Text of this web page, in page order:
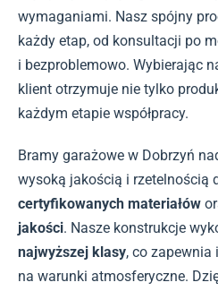
wymaganiami. Nasz spójny
każdy etap, od konsultacji po
i bezproblemowo. Wybierając
klient otrzymuje nie tylko
każdym etapie współpracy.
Bramy garażowe w Dobrzyń
wysoką jakością i rzetelnością
certyfikowanych materiałów
jakości. Nasze konstrukcje
najwyższej klasy, co zapewnia
na warunki atmosferyczne.